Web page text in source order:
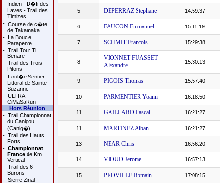
Indien - D�fi des
Laves - Trail des
Timizes
- Course de c�te
de Takamaka
- La Boucle
Parapente
- Trail Tour Ti
Benare
- Trail des Trois
Pitons
- Foul�e Sentier
Littoral de Sainte-
Suzanne
- ULTRA
CiMaSaRun
Hors Réunion
- Trail Championnat
du Canigou
(Canig�)
- Trail des Hauts
Forts
- Championnat
Francede Km
Vertical
- Trail des 6
Burons
- Sierre Zinal
5 DEPERRAZ Stephane 14:59:37
6 FAUCON Emmanuel 15:11:19
7 SCHMIT Francois 15:29:38
8
VIONNET FUASSET
Alexandre
15:30:13
9 PIGOIS Thomas 15:57:40
10 PARMENTIER Yoann 16:18:50
11 GAILLARD Pascal 16:21:27
11 MARTINEZ Alban 16:21:27
13 NEAR Chris 16:56:20
14 VIOUD Jerome 16:57:13
15 PROVILLE Romain 17:08:15